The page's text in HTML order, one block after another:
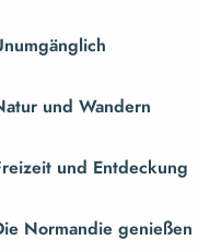
und Wandern
und Entdeckung
Normandie genießen
Villedieu-les-Poêles
GPX- Mit